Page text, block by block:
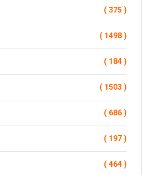
( 375 )
( 1498 )
( 184 )
( 1503 )
( 686 )
( 197 )
( 464 )